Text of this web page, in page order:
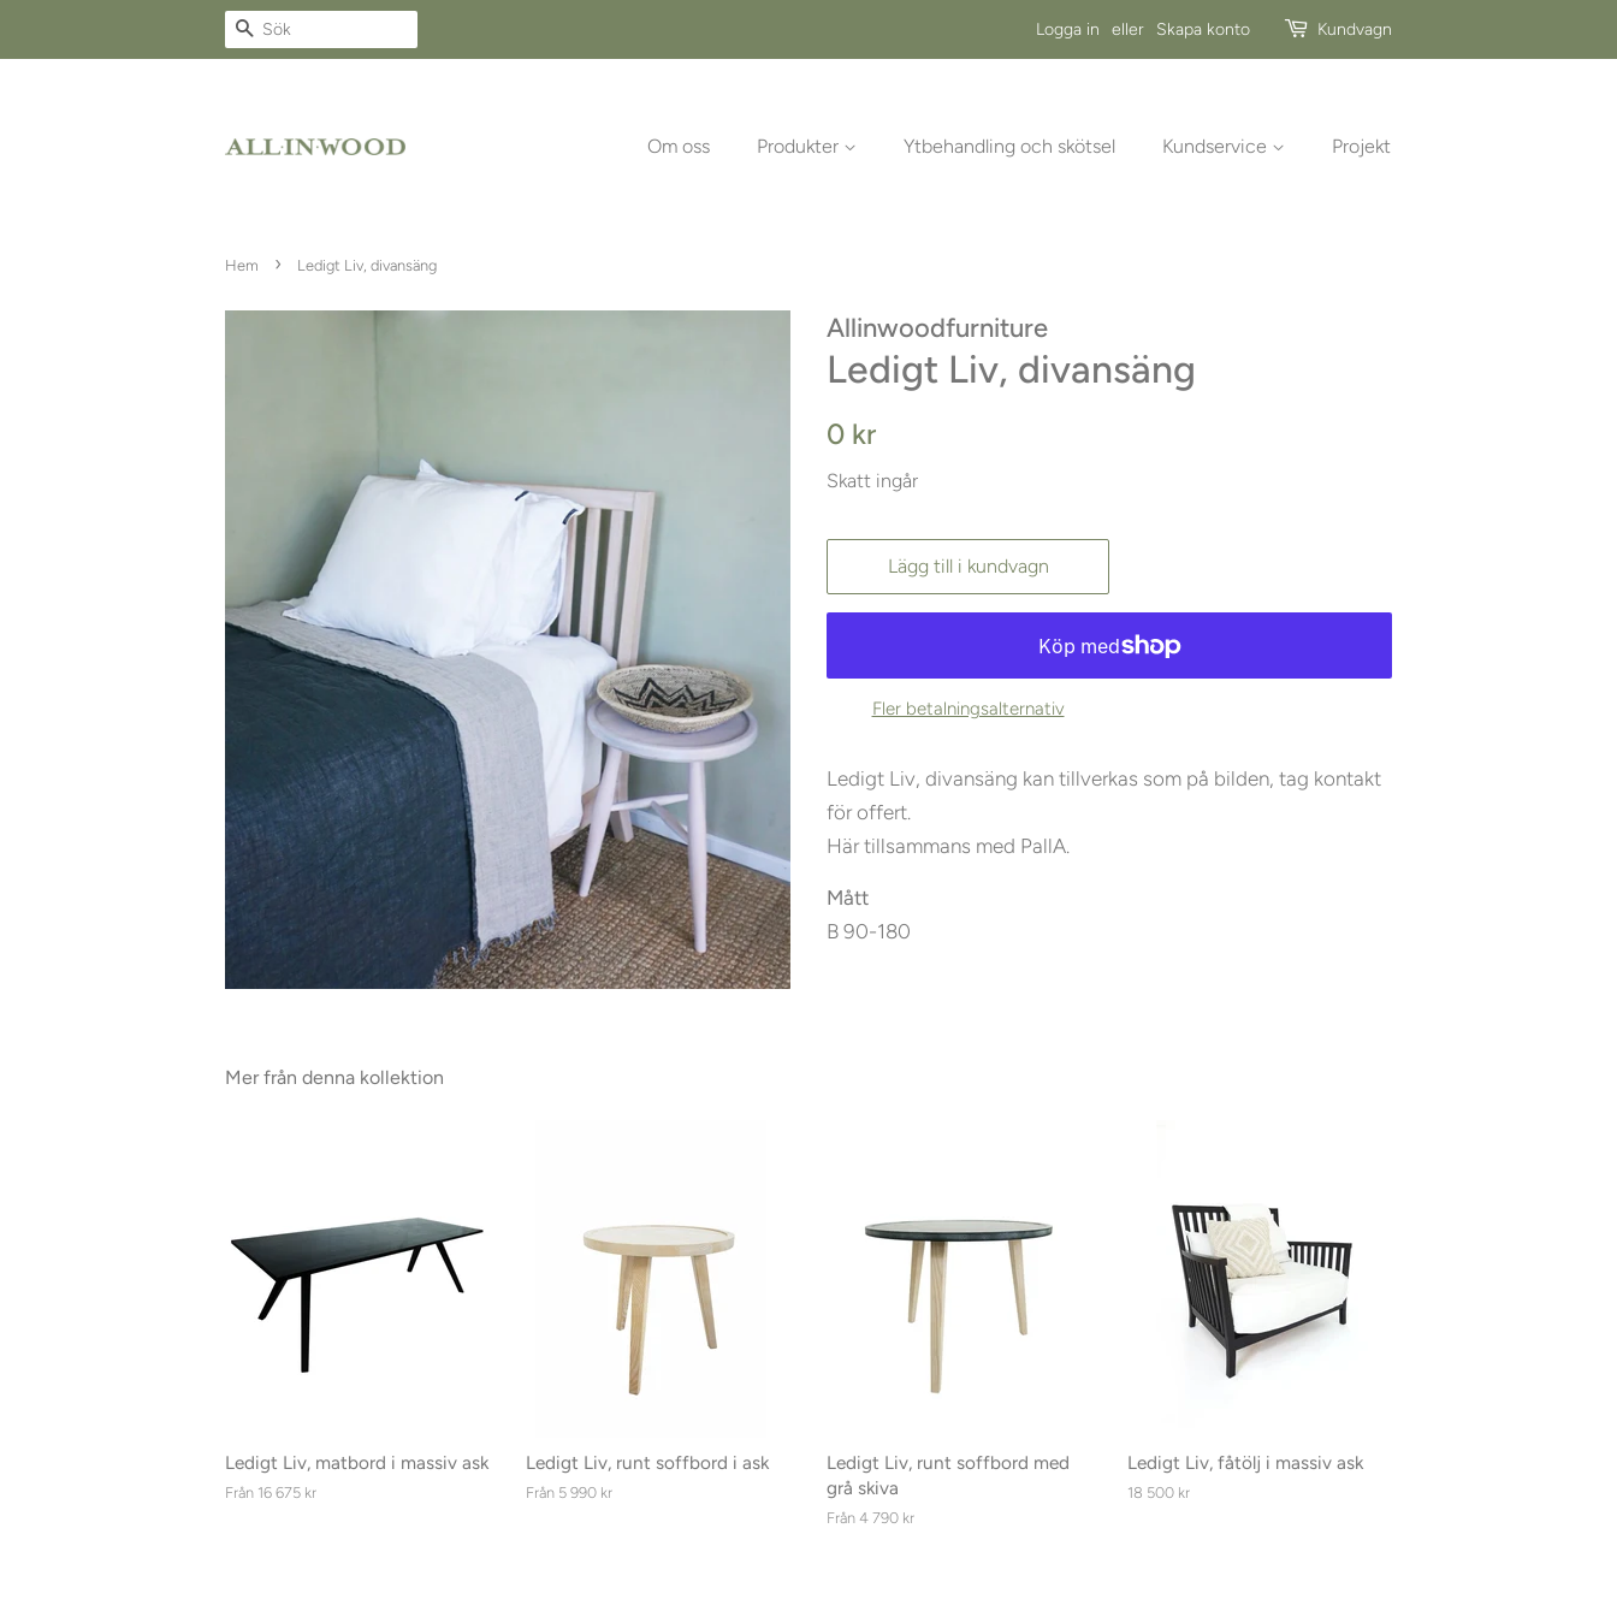
Sök Logga in eller Skapa konto Kundvagn
Om oss Produkter Ytbehandling och skötsel Kundservice Projekt
Hem › Ledigt Liv, divansäng
Allinwoodfurniture
Ledigt Liv, divansäng
Ordinarie
0 kr
Skatt ingår
Lägg till i kundvagn
Fler betalningsalternativ
Ledigt Liv, divansäng kan tillverkas som på bilden, tag kontakt
för offert.
Här tillsammans med PallA.
Mått
B 90-180
Mer från denna kollektion
Ledigt Liv, matbord i massiv ask
Från 16 675 kr
Ledigt Liv, runt soffbord i ask
Från 5 990 kr
Ledigt Liv, runt soffbord med
grå skiva
Från 4 790 kr
Ledigt Liv, fåtölj i massiv ask
Ordinarie
18 500 kr